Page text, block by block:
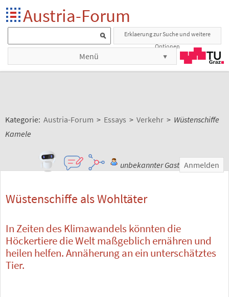
Austria-Forum
Erklaerung zur Suche und weitere
Optionen
Menü
Kategorie: Austria-Forum > Essays > Verkehr > Wüstenschiffe
Kamele
unbekannter Gast Anmelden
Wüstenschiffe als Wohltäter
In Zeiten des Klimawandels könnten die
Höckertiere die Welt maßgeblich ernähren und
heilen helfen. Annäherung an ein unterschätztes
Tier.